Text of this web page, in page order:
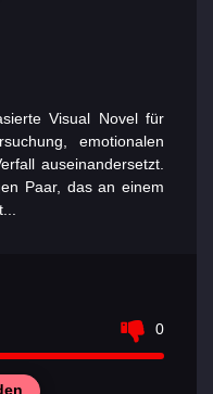
Visual Novel für
emotionalen
auseinandersetzt.
Paar, das an einem
0